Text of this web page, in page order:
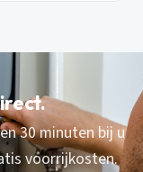
30 minuten bij u
voorrijkosten.